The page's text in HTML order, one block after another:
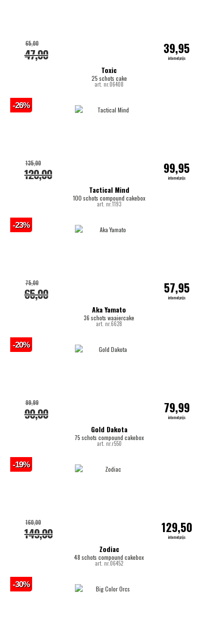
Toxic
25 schots cake
art. nr.06408
47,00
65,00 39,95
internetprijs
Tactical Mind
100 schots compound cakebox
art. nr.1193
120,00
135,00 99,95
internetprijs
-26%
Aka Yamato
36 schots waaiercake
art. nr.6628
65,00
75,00 57,95
internetprijs
-23%
Gold Dakota
75 schots compound cakebox
art. nr.r550
90,00
99,99 79,99
internetprijs
-20%
Zodiac
48 schots compound cakebox
art. nr.06452
149,00
160,00 129,50
internetprijs
-19%
-30%